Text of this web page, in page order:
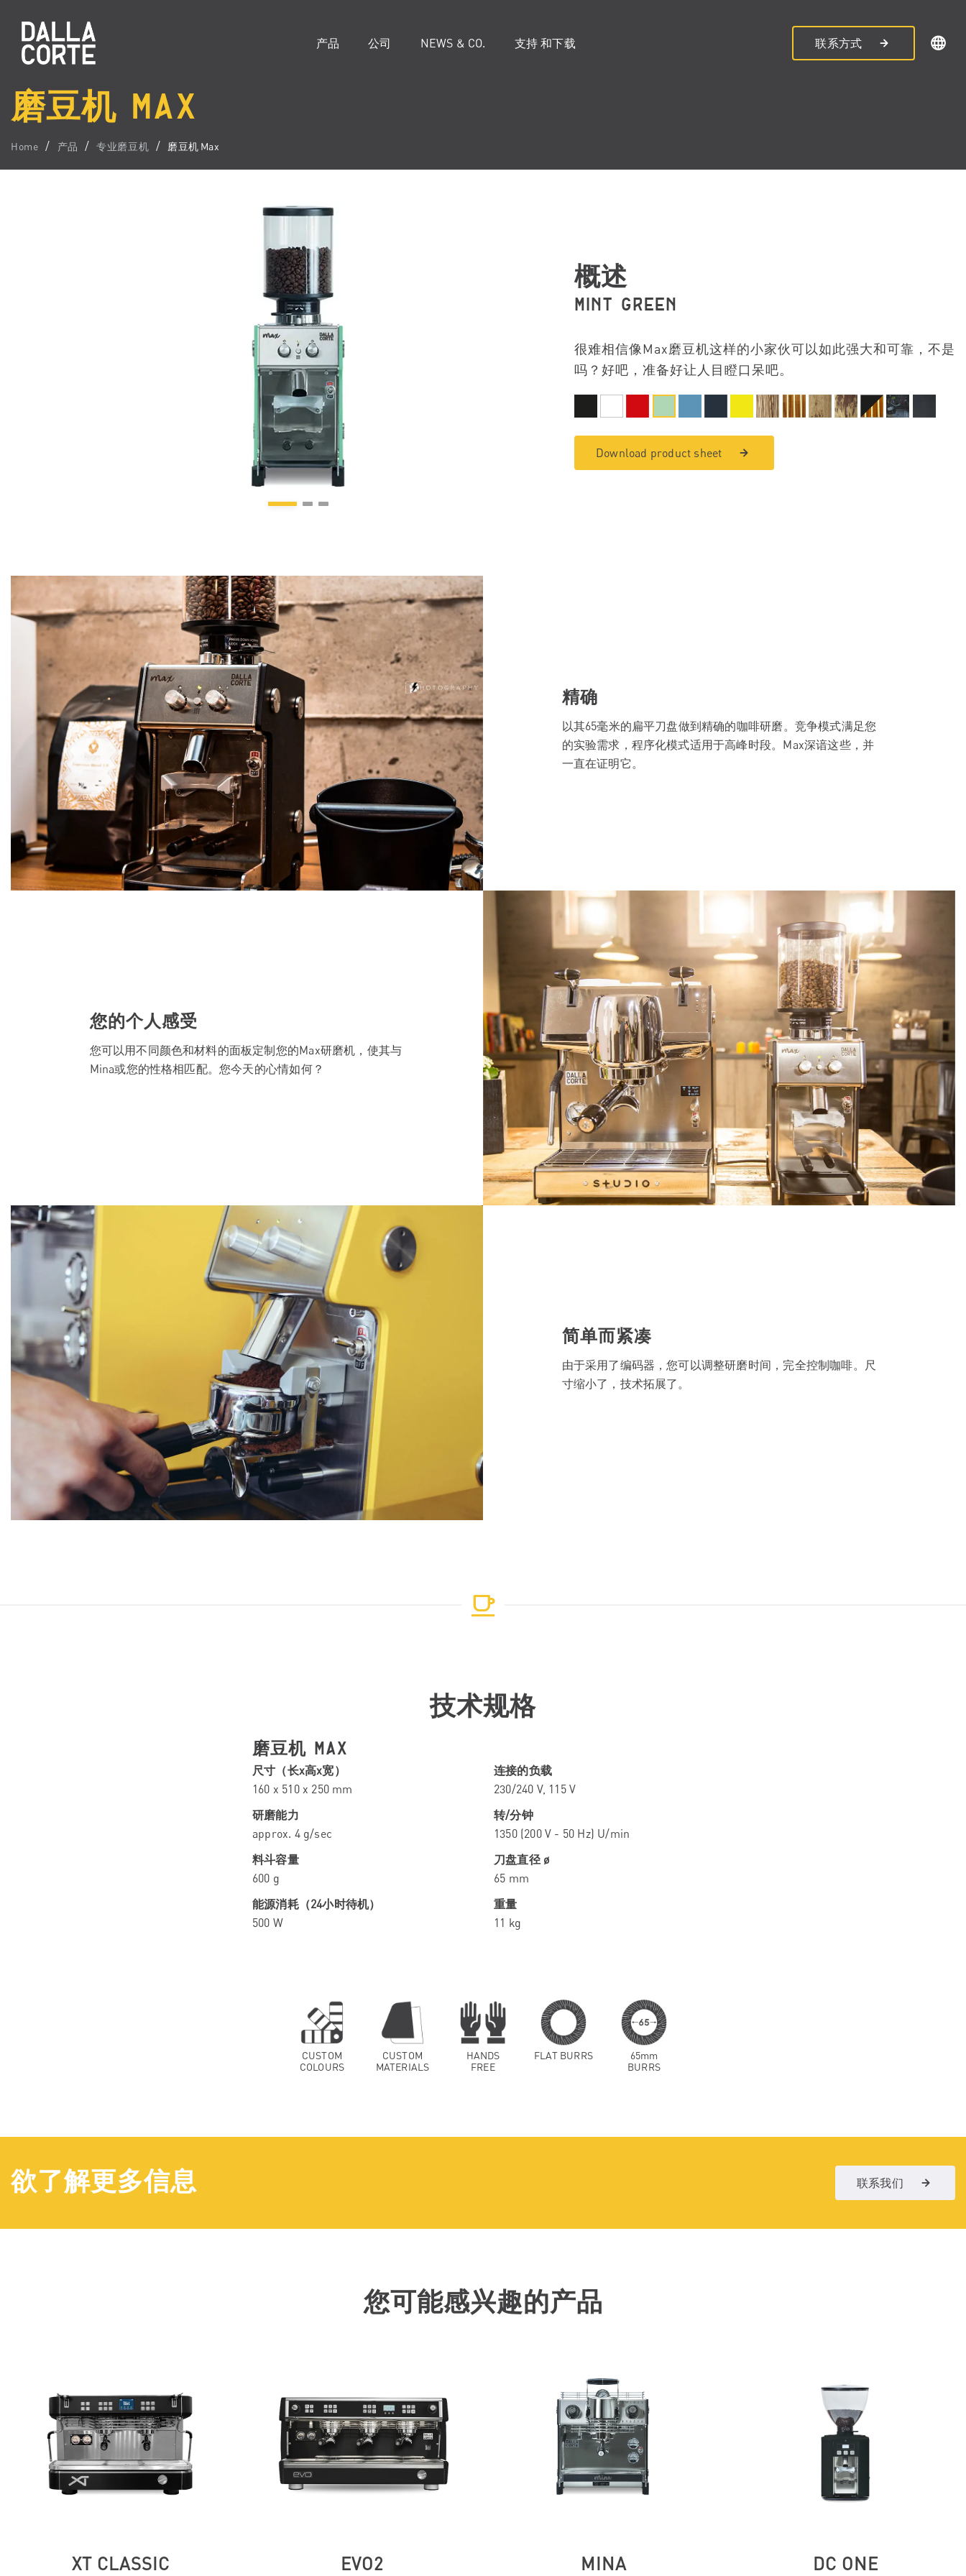
产品 公司 NEWS & CO. 支持 和下载 联系方式
磨豆机 MAX
Home 产品 专业磨豆机 磨豆机 Max
概述
MINT GREEN
很难相信像Max磨豆机这样的小家伙可以如此强大和可靠，不是
吗？好吧，准备好让人目瞪口呆吧。
Download product sheet
精确
以其65毫米的扁平刀盘做到精确的咖啡研磨。竞争模式满足您
的实验需求，程序化模式适用于高峰时段。Max深谙这些，并
一直在证明它。
您的个人感受
您可以用不同颜色和材料的面板定制您的Max研磨机，使其与
Mina或您的性格相匹配。您今天的心情如何？
简单而紧凑
由于采用了编码器，您可以调整研磨时间，完全控制咖啡。尺
寸缩小了，技术拓展了。
技术规格
磨豆机 MAX
尺寸（长x高x宽）
160 x 510 x 250 mm
研磨能力
approx. 4 g/sec
料斗容量
600 g
能源消耗（24小时待机）
500 W
连接的负载
230/240 V, 115 V
转/分钟
1350 (200 V - 50 Hz) U/min
刀盘直径 ø
65 mm
重量
11 kg
CUSTOM
COLOURS
CUSTOM
MATERIALS
HANDS
FREE
FLAT BURRS
65mm
BURRS
欲了解更多信息 联系我们
您可能感兴趣的产品
XT CLASSIC EVO2 MINA DC ONE